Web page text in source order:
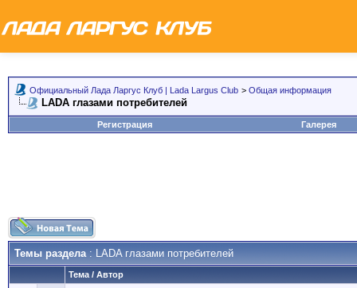
Официальный Лада Ларгус Клуб | Lada Largus Club > Общая информация
LADA глазами потребителей
Регистрация Галерея
Темы раздела: LADA глазами потребителей
Тема / Автор